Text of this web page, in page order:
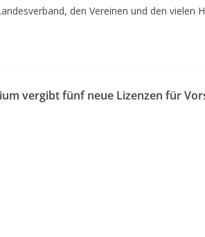
den Vereinen und den vielen
vergibt fünf neue Lizenzen für